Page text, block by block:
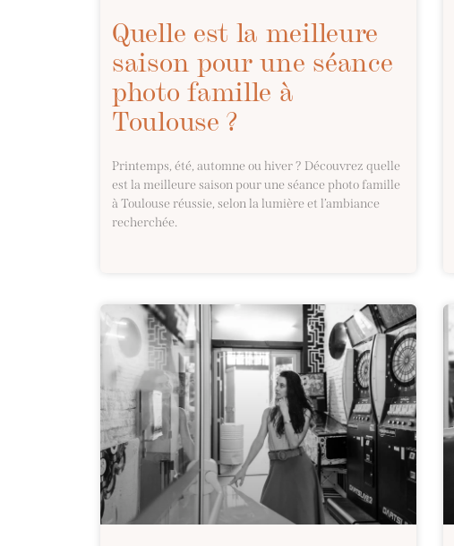
Quelle est la meilleure
saison pour une séance
photo famille à
Toulouse ?
Printemps, été, automne ou hiver ? Découvrez quelle
est la meilleure saison pour une séance photo famille
à Toulouse réussie, selon la lumière et l’ambiance
recherchée.